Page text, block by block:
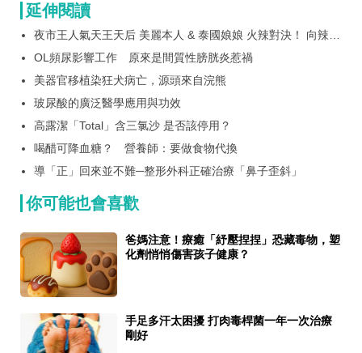
延伸閱讀
夜市王人氣天王天后 美麗本人 & 泰國娘娘 火辣對決！ 向辣麻
辣鍋派系爭鬥戰開打 滿千現折百，最高現省$1,000元！
OL頻尿影響工作 原來是間質性膀胱炎惹禍
美器官移植染狂犬病亡，源頭來自浣熊
玻尿酸的廣泛醫學應用與功效
高露潔「Total」含三氯沙 是否該停用？
喝醋可降血糖？ 營養師：要做食物代換
導「正」回來並不難─整形外科正確治療「鼻子歪斜」
你可能也會喜歡
爸媽注意！療癒「紓壓捏捏」恐藏毒物，塑
化劑悄悄傷害孩子健康？
手足多汗太困擾 打肉毒桿菌一年一次治療
剛好